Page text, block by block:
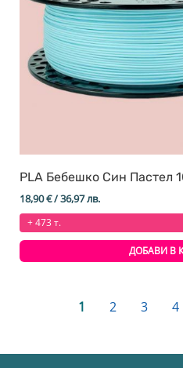
PLA Бебешко Син Пастел
18,90€/ 36,97 лв.
+ 473 т.
ДОБАВИ В
1 2 3 4